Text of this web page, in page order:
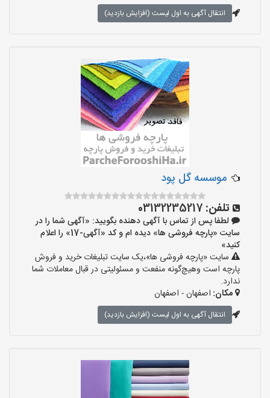
انتقال آگهی به اول لیست (افزایش بازدید)
موسسه گل پود
تلفن: 03132235217
لطفا پس از تماس با آگهی دهنده بگویید: «آگهی شما را در
سایت «پارچه فروشی ها» دیده ام و کد «آگهی-17» را اعلام
کنید»
سایت «پارچه فروشی ها»،یک سایت تبلیغات خرید و فروش
پارچه است وهیچ‌گونه منفعت و مسئولیتی در قبال معاملات شما
ندارد.
مکان: اصفهان - اصفهان
انتقال آگهی به اول لیست (افزایش بازدید)